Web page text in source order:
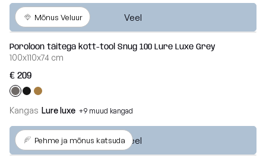
Veel
Mõnus Veluur
Poroloon täitega kott-tool Snug 100 Lure Luxe Grey
100x110x74 cm
€ 209
Kangas Lure luxe +9 muud kangad
Veel
Pehme ja mõnus katsuda